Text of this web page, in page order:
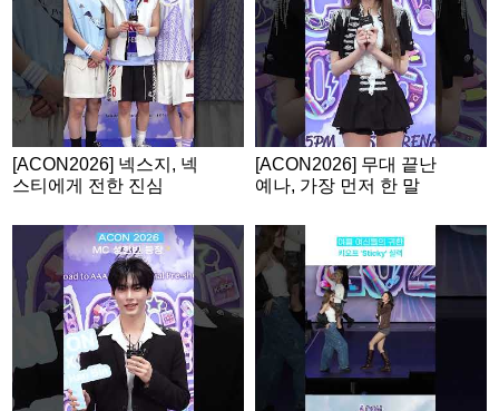
[ACON2026] 넥스지, 넥
스티에게 전한 진심
[ACON2026] 무대 끝난
예나, 가장 먼저 한 말